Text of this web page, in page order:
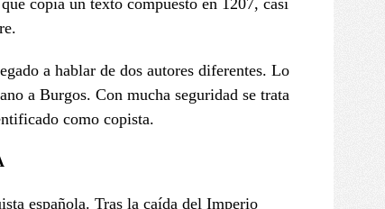
copia un texto compuesto en 1207, casi
a hablar de dos autores diferentes. Lo
a Burgos. Con mucha seguridad se trata
como copista.
española. Tras la caída del Imperio